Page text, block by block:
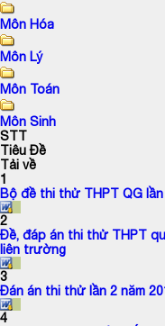
Môn Hóa
Môn Lý
Môn Toán
Môn Sinh
STT
Tiêu Đề
Tải về
1
Bộ đề thi thử THPT QG
2
Đề, đáp án thi thử THPT
liên trường
3
Đán án thi thử lần 2 năm
4